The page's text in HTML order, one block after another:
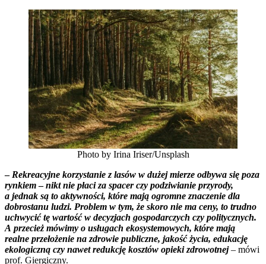
Photo by Irina Iriser/Unsplash
– Rekreacyjne korzystanie z lasów w dużej mierze odbywa się poza
rynkiem–nikt nie płaci za spacer czy podziwianie przyrody,
a jednak są to aktywności, które mają ogromne znaczenie dla
dobrostanu ludzi. Problem w tym, że skoro nie ma ceny, to trudno
uchwycić tę wartość w decyzjach gospodarczych czy politycznych.
A przecież mówimy o usługach ekosystemowych, które mają
realne przełożenie na zdrowie publiczne, jakość życia, edukację
ekologiczną czy nawet redukcję kosztów opieki zdrowotnej– mówi
prof. Giergiczny.